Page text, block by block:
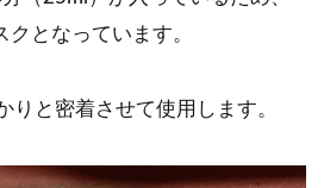
となっています。
りと密着させて使用します。